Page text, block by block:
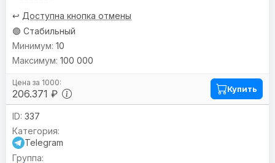
↩️ Доступна кнопка отмены
🟢 Стабильный
206.371 ₽
10
100 000
Купить
337
Telegram